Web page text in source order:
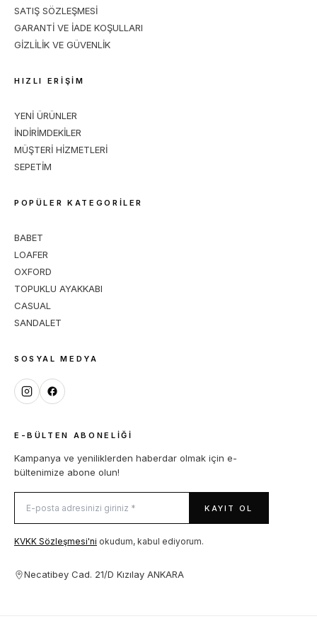
SATIŞ SÖZLEŞMESİ
GARANTİ VE İADE KOŞULLARI
GİZLİLİK VE GÜVENLİK
HIZLI ERİŞİM
YENİ ÜRÜNLER
İNDİRİMDEKİLER
MÜŞTERİ HİZMETLERİ
SEPETİM
POPÜLER KATEGORİLER
BABET
LOAFER
OXFORD
TOPUKLU AYAKKABI
CASUAL
SANDALET
SOSYAL MEDYA
E-BÜLTEN ABONELIĞI
Kampanya ve yeniliklerden haberdar olmak için e-
bültenimize abone olun!
KAYIT OL
KVKK Sözleşmesi'ni okudum, kabul ediyorum.
Necatibey Cad. 21/D Kızılay ANKARA